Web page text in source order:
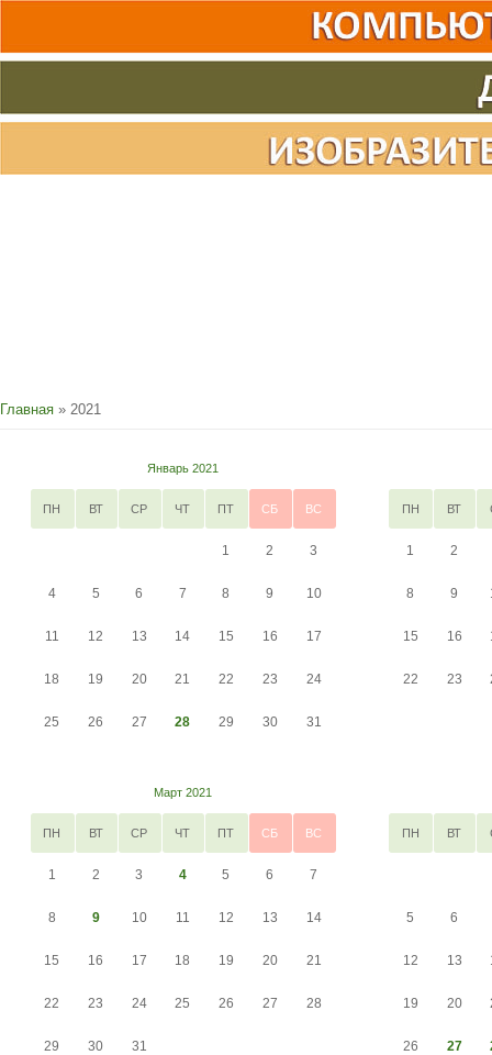
Главная » 2021
Январь 2021
ПН ВТ СР ЧТ ПТ СБ ВС
1 2 3
4 5 6 7 8 9 10
11 12 13 14 15 16 17
18 19 20 21 22 23 24
25 26 27 28 29 30 31
ПН ВТ
1 2
8 9
15 16
22 23
Март 2021
ПН ВТ СР ЧТ ПТ СБ ВС
1 2 3 4 5 6 7
8 9 10 11 12 13 14
15 16 17 18 19 20 21
22 23 24 25 26 27 28
29 30 31
ПН ВТ
5 6
12 13
19 20
26 27